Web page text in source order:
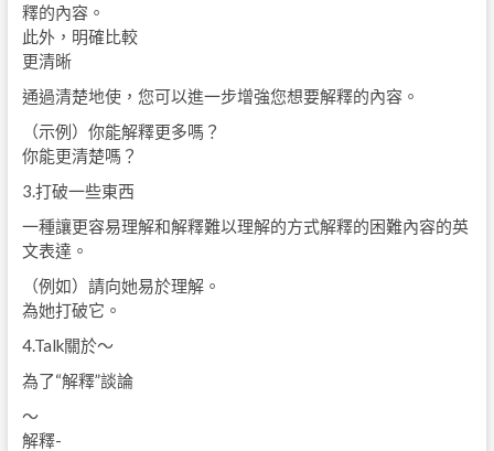
釋的內容。
此外，明確比較
更清晰
通過清楚地使，您可以進一步增強您想要解釋的內容。
（示例）你能解釋更多嗎？
你能更清楚嗎？
3.打破一些東西
一種讓更容易理解和解釋難以理解的方式解釋的困難內容的英
文表達。
（例如）請向她易於理解。
為她打破它。
4.Talk關於〜
為了“解釋”談論
〜
解釋-